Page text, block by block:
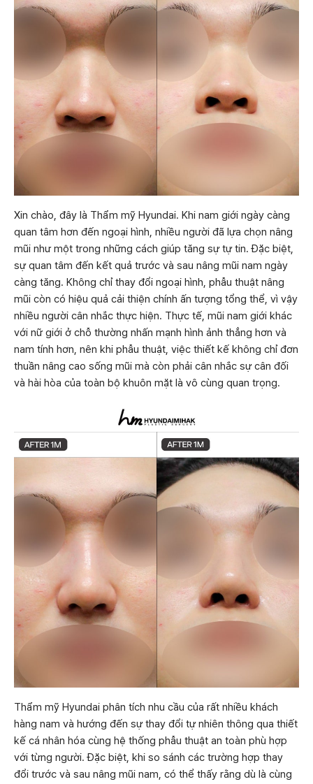
Xin chào, đây là Thẩm mỹ Hyundai. Khi nam giới ngày càng
quan tâm hơn đến ngoại hình, nhiều người đã lựa chọn nâng
mũi như một trong những cách giúp tăng sự tự tin. Đặc biệt,
sự quan tâm đến kết quả trước và sau nâng mũi nam ngày
càng tăng. Không chỉ thay đổi ngoại hình, phẫu thuật nâng
mũi còn có hiệu quả cải thiện chính ấn tượng tổng thể, vì vậy
nhiều người cân nhắc thực hiện. Thực tế, mũi nam giới khác
với nữ giới ở chỗ thường nhấn mạnh hình ảnh thẳng hơn và
nam tính hơn, nên khi phẫu thuật, việc thiết kế không chỉ đơn
thuần nâng cao sống mũi mà còn phải cân nhắc sự cân đối
và hài hòa của toàn bộ khuôn mặt là vô cùng quan trọng.
Thẩm mỹ Hyundai phân tích nhu cầu của rất nhiều khách
hàng nam và hướng đến sự thay đổi tự nhiên thông qua thiết
kế cá nhân hóa cùng hệ thống phẫu thuật an toàn phù hợp
với từng người. Đặc biệt, khi so sánh các trường hợp thay
đổi trước và sau nâng mũi nam, có thể thấy rằng dù là cùng